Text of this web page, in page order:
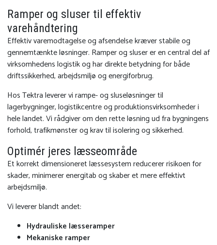
Ramper og sluser til effektiv
varehåndtering
Effektiv varemodtagelse og afsendelse kræver stabile og
gennemtænkte løsninger. Ramper og sluser er en central del af
virksomhedens logistik og har direkte betydning for både
driftssikkerhed, arbejdsmiljø og energiforbrug.
HosTektraleverer vi rampe- og sluseløsninger til
lagerbygninger, logistikcentre og produktionsvirksomheder i
hele landet. Vi rådgiver om den rette løsning ud fra bygningens
forhold, trafikmønster og krav til isolering og sikkerhed.
Optimér jeres læsseområde
Et korrekt dimensioneret læssesystem reducerer risikoen for
skader, minimerer energitab og skaber et mere effektivt
arbejdsmiljø.
Vi leverer blandt andet:
Hydrauliske læsseramper
Mekaniske ramper